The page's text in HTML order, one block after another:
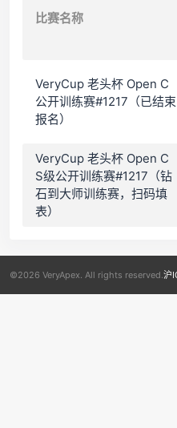
比赛名称
VeryCup 老头杯 Open C
公开训练赛#1217（已结束
报名）
VeryCup 老头杯 Open C
S级公开训练赛#1217（钻
石到大师训练赛，扫码填
表）
©2026 VeryApex. All rights reserved. 沪